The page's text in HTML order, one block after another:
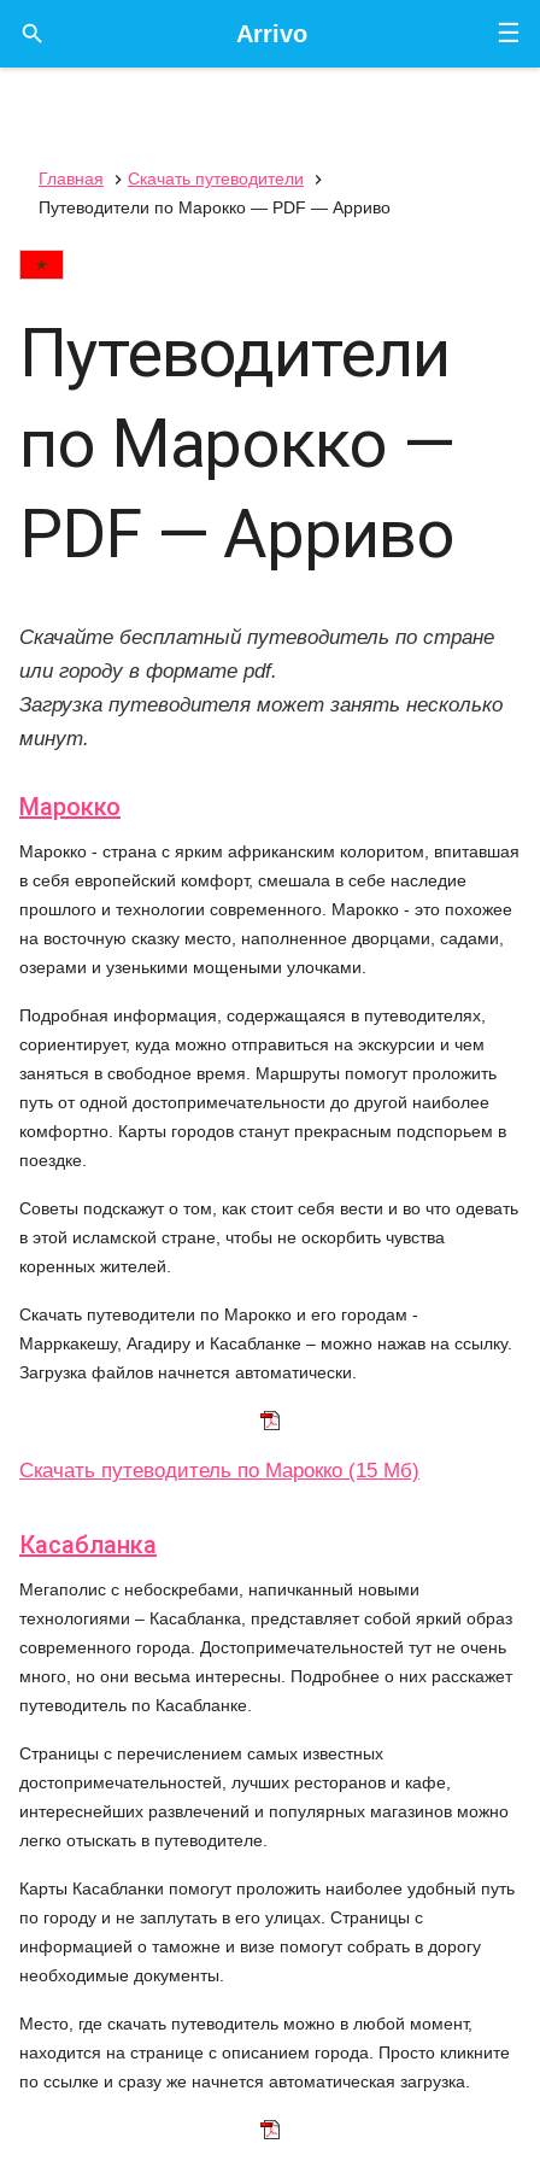
☰
Arrivo

Главная  Скачать путеводители

Путеводители по Марокко — PDF — Арриво
Путеводители
по Марокко —
PDF — Арриво
Скачайте бесплатный путеводитель по стране
или городу в формате pdf.
Загрузка путеводителя может занять несколько
минут.
Марокко
Марокко - страна с ярким африканским колоритом, впитавшая
в себя европейский комфорт, смешала в себе наследие
прошлого и технологии современного. Марокко - это похожее
на восточную сказку место, наполненное дворцами, садами,
озерами и узенькими мощеными улочками.
Подробная информация, содержащаяся в путеводителях,
сориентирует, куда можно отправиться на экскурсии и чем
заняться в свободное время. Маршруты помогут проложить
путь от одной достопримечательности до другой наиболее
комфортно. Карты городов станут прекрасным подспорьем в
поездке.
Советы подскажут о том, как стоит себя вести и во что одевать
в этой исламской стране, чтобы не оскорбить чувства
коренных жителей.
Скачать путеводители по Марокко и его городам -
Марркакешу, Агадиру и Касабланке – можно нажав на ссылку.
Загрузка файлов начнется автоматически.
Скачать путеводитель по Марокко (15 Мб)
Касабланка
Мегаполис с небоскребами, напичканный новыми
технологиями – Касабланка, представляет собой яркий образ
современного города. Достопримечательностей тут не очень
много, но они весьма интересны. Подробнее о них расскажет
путеводитель по Касабланке.
Страницы с перечислением самых известных
достопримечательностей, лучших ресторанов и кафе,
интереснейших развлечений и популярных магазинов можно
легко отыскать в путеводителе.
Карты Касабланки помогут проложить наиболее удобный путь
по городу и не заплутать в его улицах. Страницы с
информацией о таможне и визе помогут собрать в дорогу
необходимые документы.
Место, где скачать путеводитель можно в любой момент,
находится на странице с описанием города. Просто кликните
по ссылке и сразу же начнется автоматическая загрузка.